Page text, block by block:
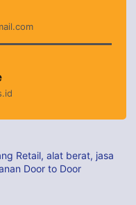
Retail, alat berat, jasa
Door to Door